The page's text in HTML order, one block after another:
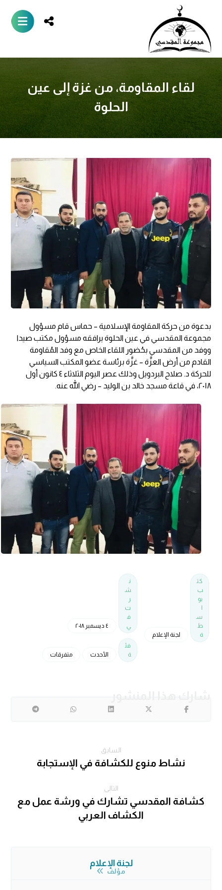
لقاء المقاومة، من غزة إلى عين
الحلوة
بدعوة من حركة المقاومة الإسلامية – حماس قام مسؤول
مجموعة المقدسي في عين الحلوة يرافقه مسؤول مكتب صيدا
ووفد من المقدسي بحُضور اللقاء الخاص مع وفد المُقاومة
القادم من أرض العزَّة – غزَّة برئاسة عضو المكتب السياسي
للحركة د. صلاح البردويل وذلك عصر اليوم الثلاثاء ٤ كانون أول
٢٠١٨، في قاعة مسجد خالد بن الوليد – رضي الله عنه.
كت
ب
بو
س
ط
ة
لجنة الإعلام
ن
ش
ر
ت
ف
ي
٤ ديسمبر ٢٠١٨
فئ
ة
الأحدث متفرقات
السابق
نشاط منوع للكشافة في الإستجابة
التالى
كشافة المقدسي تشارك في ورشة عمل مع
الكشاف العربي
لجنة الإعلام
مؤلف